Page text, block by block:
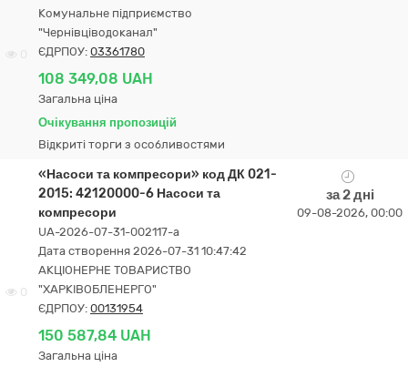
Комунальне підприємство
"Чернівціводоканал"
ЄДРПОУ: 03361780
108 349,08 UAH
Загальна ціна
Очікування пропозицій
Відкриті торги з особливостями
0
«Насоси та компресори» код ДК 021-
2015: 42120000-6 Насоси та
компресори
UA-2026-07-31-002117-a
Дата створення 2026-07-31 10:47:42
АКЦІОНЕРНЕ ТОВАРИСТВО
"ХАРКІВОБЛЕНЕРГО"
ЄДРПОУ: 00131954
150 587,84 UAH
Загальна ціна
за 2 дні
09-08-2026, 00:00